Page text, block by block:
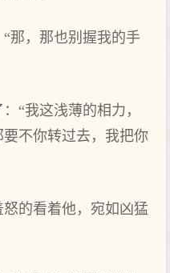
那，那也别握我的手
“我这浅薄的相力，
不你转过去，我把你
的看着他，宛如凶猛